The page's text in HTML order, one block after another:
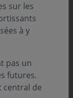
Aussi,
en
et
peu
dans les
offre
sur les
à y
pas un
futures.
central de